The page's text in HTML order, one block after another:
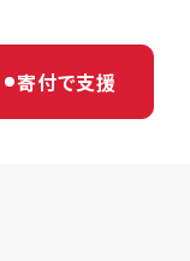
寄付で支援